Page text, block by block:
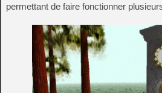
permettant de faire fonctionner